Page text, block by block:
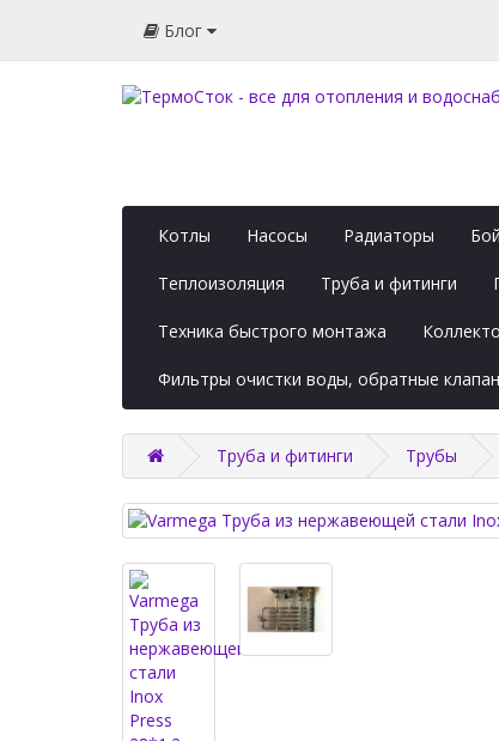
Блог
Котлы Насосы Радиаторы
Теплоизоляция Труба и фитинги
Техника быстрого монтажа
Фильтры очистки воды, обратные
Труба и фитинги Трубы